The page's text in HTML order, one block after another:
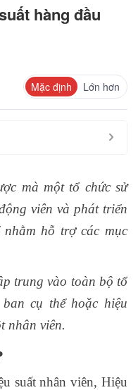
hàng đầu
Mặc định Lớn hơn
mà một tổ chức sử
viên và phát triển
hỗ trợ các mục
trung vào toàn bộ tổ
cụ thể hoặc hiệu
nhân viên.
suất nhân viên, Hiệu